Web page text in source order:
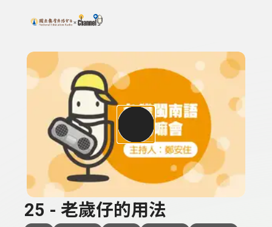
上方功能區塊
搜尋關鍵字：可輸入節目名稱、主持人或關鍵字
25 - 老歲仔的用法